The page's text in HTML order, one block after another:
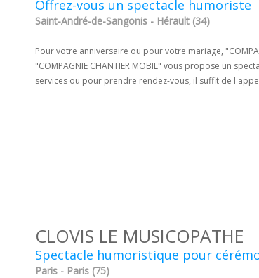
Offrez-vous un spectacle humoriste
Saint-André-de-Sangonis - Hérault (34)
Pour votre anniversaire ou pour votre mariage,
"COMPAGNIE CHANTIER MOBIL" vous propose un
services ou pour prendre rendez-vous, il suffit de
CLOVIS LE MUSICOPATHE
Spectacle humoristique pour
Paris - Paris (75)